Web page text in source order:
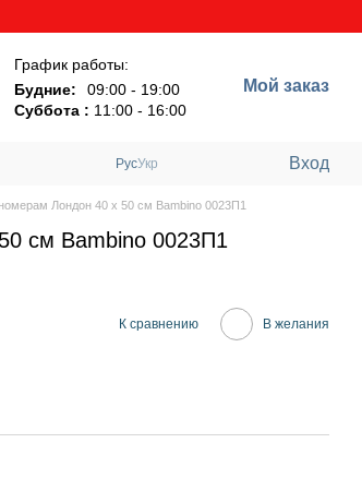
График работы:
Будние:
09:00 - 19:00
Суббота : 11:00 - 16:00
Мой заказ
РусУкр Вход
Лондон 40 х 50 см Bambino 0023П1
см Bambino 0023П1
К сравнению В желания